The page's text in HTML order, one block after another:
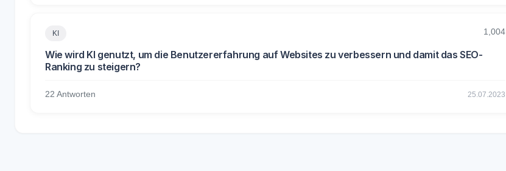
KI 1,004
Wie wird KI genutzt, um die Benutzererfahrung auf Websites zu verbessern und damit das SEO-
Ranking zu steigern?
22 Antworten 25.07.2023